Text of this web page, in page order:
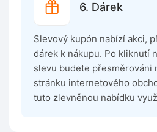
6. Dárek
Slevový kupón nabízí akci,
dárek k nákupu. Po kliknutí
slevu budete přesměrováni
stránku internetového
tuto zlevněnou nabídku